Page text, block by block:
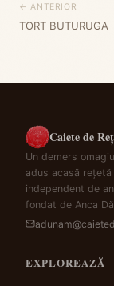
← ANTERIOR
TORT BUTURUGA
Caiete de
Un demers
adus acasă
independent de
fondat de Anca
EXPLOREAZĂ